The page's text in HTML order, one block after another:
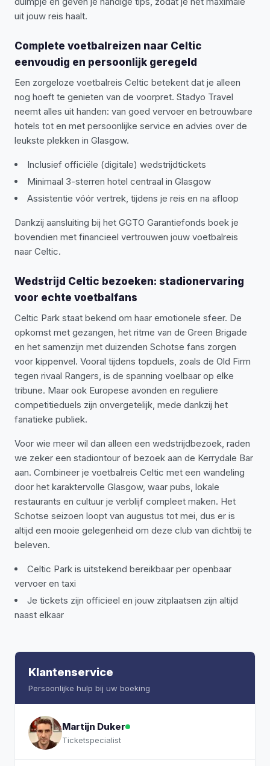
uit jouw reis haalt.
Complete voetbalreizen naar Celtic
eenvoudig en persoonlijk geregeld
Een zorgeloze voetbalreis Celtic betekent dat je alleen
nog hoeft te genieten van de voorpret. Stadyo Travel
neemt alles uit handen: van goed vervoer en betrouwbare
hotels tot en met persoonlijke service en advies over de
leukste plekken in Glasgow.
Inclusief officiële (digitale) wedstrijdtickets
Minimaal 3-sterren hotel centraal in Glasgow
Assistentie vóór vertrek, tijdens je reis en na afloop
Dankzij aansluiting bij het GGTO Garantiefonds boek je
bovendien met financieel vertrouwen jouw voetbalreis
naar Celtic.
Wedstrijd Celtic bezoeken: stadionervaring
voor echte voetbalfans
Celtic Park staat bekend om haar emotionele sfeer. De
opkomst met gezangen, het ritme van de Green Brigade
en het samenzijn met duizenden Schotse fans zorgen
voor kippenvel. Vooral tijdens topduels, zoals de Old Firm
tegen rivaal Rangers, is de spanning voelbaar op elke
tribune. Maar ook Europese avonden en reguliere
competitieduels zijn onvergetelijk, mede dankzij het
fanatieke publiek.
Voor wie meer wil dan alleen een wedstrijdbezoek, raden
we zeker een stadiontour of bezoek aan de Kerrydale Bar
aan. Combineer je voetbalreis Celtic met een wandeling
door het karaktervolle Glasgow, waar pubs, lokale
restaurants en cultuur je verblijf compleet maken. Het
Schotse seizoen loopt van augustus tot mei, dus er is
altijd een mooie gelegenheid om deze club van dichtbij te
beleven.
Celtic Park is uitstekend bereikbaar per openbaar
vervoer en taxi
Je tickets zijn officieel en jouw zitplaatsen zijn altijd
naast elkaar
Klantenservice
Persoonlijke hulp bij uw boeking
Martijn Duker
Ticketspecialist